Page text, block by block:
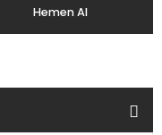
Hemen Al